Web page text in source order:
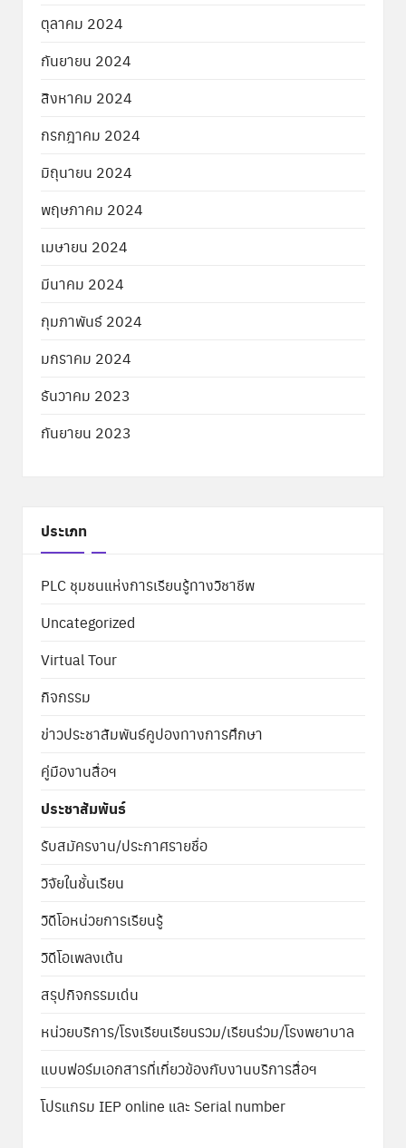
ตุลาคม 2024
กันยายน 2024
สิงหาคม 2024
กรกฎาคม 2024
มิถุนายน 2024
พฤษภาคม 2024
เมษายน 2024
มีนาคม 2024
กุมภาพันธ์ 2024
มกราคม 2024
ธันวาคม 2023
กันยายน 2023
ประเภท
PLC ชุมชนแห่งการเรียนรู้ทางวิชาชีพ
Uncategorized
Virtual Tour
กิจกรรม
ข่าวประชาสัมพันธ์คูปองทางการศึกษา
คู่มืองานสื่อฯ
ประชาสัมพันธ์
รับสมัครงาน/ประกาศรายชื่อ
วิจัยในชั้นเรียน
วิดีโอหน่วยการเรียนรู้
วิดีโอเพลงเต้น
สรุปกิจกรรมเด่น
หน่วยบริการ/โรงเรียนเรียนรวม/เรียนร่วม/โรงพยาบาล
แบบฟอร์มเอกสารที่เกี่ยวข้องกับงานบริการสื่อฯ
โปรแกรม IEP online และ Serial number